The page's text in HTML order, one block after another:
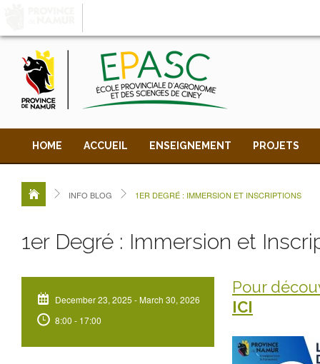
HOME ACCUEIL ENSEIGNEMENT PROJETS
INFO BLOG 1ER DEGRÉ : IMMERSION ET INSCRIPTIONS
1er Degré : Immersion et
December 23, 2025 -March 30, 2026
8:00 - 17:00
Pour
ICI